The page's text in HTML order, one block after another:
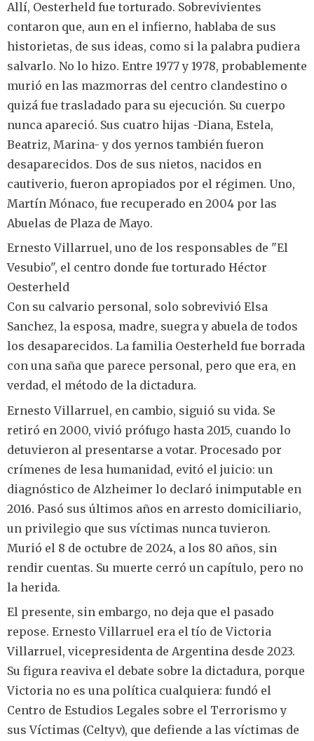
Allí, Oesterheld fue torturado. Sobrevivientes
contaron que, aun en el infierno, hablaba de sus
historietas, de sus ideas, como si la palabra pudiera
salvarlo. No lo hizo. Entre 1977 y 1978, probablemente
murió en las mazmorras del centro clandestino o
quizá fue trasladado para su ejecución. Su cuerpo
nunca apareció. Sus cuatro hijas -Diana, Estela,
Beatriz, Marina- y dos yernos también fueron
desaparecidos. Dos de sus nietos, nacidos en
cautiverio, fueron apropiados por el régimen. Uno,
Martín Mónaco, fue recuperado en 2004 por las
Abuelas de Plaza de Mayo.
Ernesto Villarruel, uno de los responsables de "El
Vesubio", el centro donde fue torturado Héctor
Oesterheld
Con su calvario personal, solo sobrevivió Elsa
Sanchez, la esposa, madre, suegra y abuela de todos
los desaparecidos. La familia Oesterheld fue borrada
con una saña que parece personal, pero que era, en
verdad, el método de la dictadura.
Ernesto Villarruel, en cambio, siguió su vida. Se
retiró en 2000, vivió prófugo hasta 2015, cuando lo
detuvieron al presentarse a votar. Procesado por
crímenes de lesa humanidad, evitó el juicio: un
diagnóstico de Alzheimer lo declaró inimputable en
2016. Pasó sus últimos años en arresto domiciliario,
un privilegio que sus víctimas nunca tuvieron.
Murió el 8 de octubre de 2024, a los 80 años, sin
rendir cuentas. Su muerte cerró un capítulo, pero no
la herida.
El presente, sin embargo, no deja que el pasado
repose. Ernesto Villarruel era el tío de Victoria
Villarruel, vicepresidenta de Argentina desde 2023.
Su figura reaviva el debate sobre la dictadura, porque
Victoria no es una política cualquiera: fundó el
Centro de Estudios Legales sobre el Terrorismo y
sus Víctimas (Celtyv), que defiende a las víctimas de